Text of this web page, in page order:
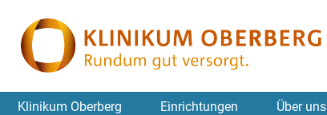
Klinikum Oberberg Einrichtungen Über uns